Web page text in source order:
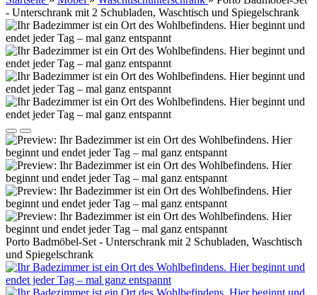
- Unterschrank mit 2 Schubladen, Waschtisch und Spiegelschrank
Porto Badmöbel-Set - Unterschrank mit 2 Schubladen, Waschtisch
und Spiegelschrank